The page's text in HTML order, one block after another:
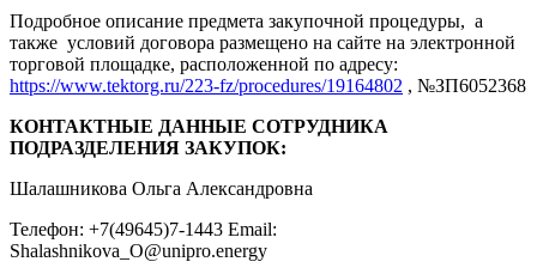
Подробное описание предмета закупочной процедуры, а
также условий договора размещено на сайте на электронной
торговой площадке, расположенной по адресу:
https://www.tektorg.ru/223-fz/procedures/19164802 , №ЗП6052368
КОНТАКТНЫЕ ДАННЫЕ СОТРУДНИКА
ПОДРАЗДЕЛЕНИЯ ЗАКУПОК:
Шалашникова Ольга Александровна
Телефон: +7(49645)7-1443 Email:
Shalashnikova_O@unipro.energy